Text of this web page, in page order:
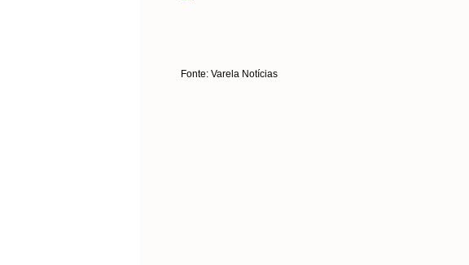
Fonte: Varela Notícias